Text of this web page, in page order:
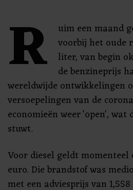
R
uim een maand
voorbij het oude
liter, van begin
de benzineprijs
wereldwijde ontwikkelingen
versoepelingen van de
economieën weer 'open',
stuwt.
Voor diesel geldt momenteel
euro. Die brandstof was
met een adviesprijs van